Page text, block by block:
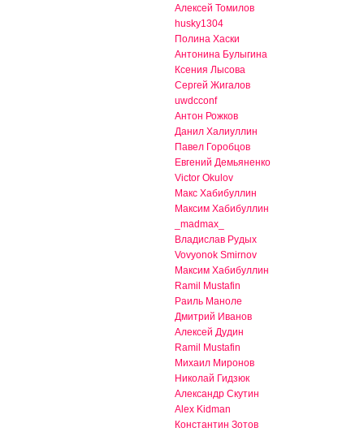
Алексей Томилов
husky1304
Полина Хаски
Антонина Булыгина
Ксения Лысова
Сергей Жигалов
uwdcconf
Антон Рожков
Данил Халиуллин
Павел Горобцов
Евгений Демьяненко
Victor Okulov
Макс Хабибуллин
Максим Хабибуллин
_madmax_
Владислав Рудых
Vovyonok Smirnov
Максим Хабибуллин
Ramil Mustafin
Раиль Маноле
Дмитрий Иванов
Алексей Дудин
Ramil Mustafin
Михаил Миронов
Николай Гидзюк
Александр Скутин
Alex Kidman
Константин Зотов